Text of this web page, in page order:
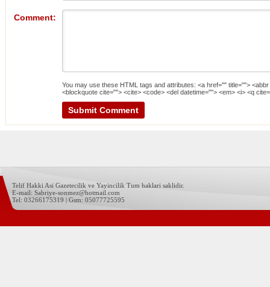
Comment:
You may use these HTML tags and attributes: <a href="" title="">
<blockquote cite=""> <cite> <code> <del datetime=""> <em> <i> <q
Telif Hakki Asi Gazetecilik ve Yayincilik Tum haklari saklidir.
E-mail: Sabriye-sonmez@hotmail.com
Tel: 03266175319 | Gsm: 05077725595